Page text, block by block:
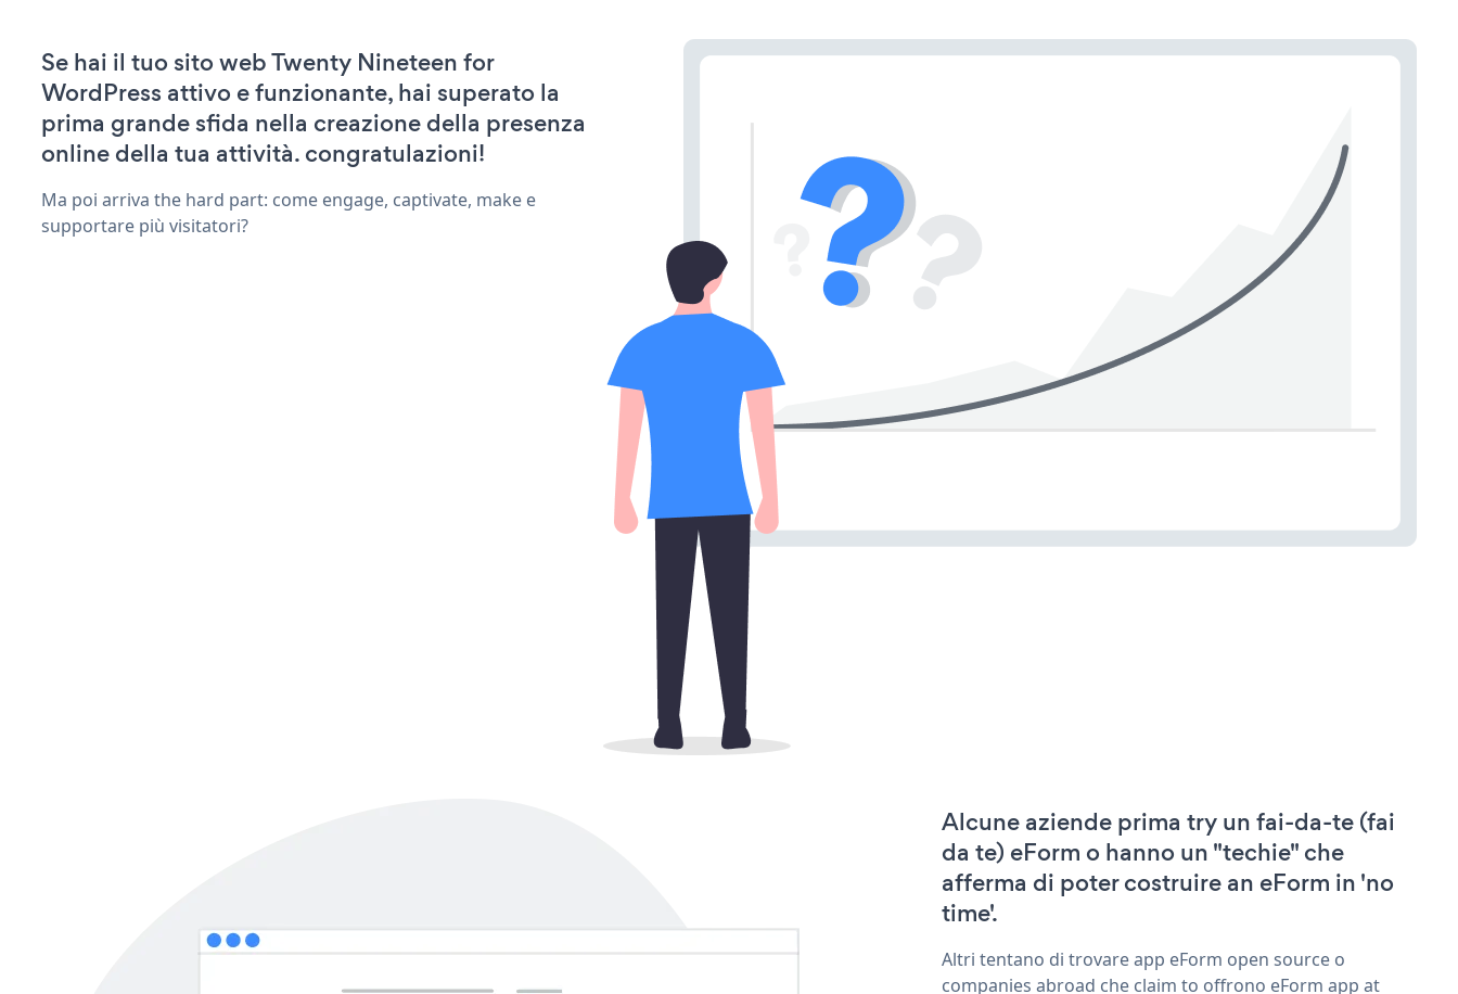
Se hai il tuo sito web Twenty Nineteen for
WordPress attivo e funzionante, hai superato la
prima grande sfida nella creazione della presenza
online della tua attività. congratulazioni!
Ma poi arriva the hard part: come engage, captivate, make e
supportare più visitatori?
Alcune aziende prima try un fai-da-te (fai
da te) eForm o hanno un "techie" che
afferma di poter costruire an eForm in 'no
time'.
Altri tentano di trovare app eForm open source o
companies abroad che claim to offrono eForm app at